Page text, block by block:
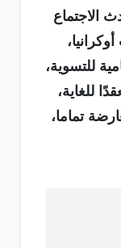
الاجتماع
للتسوية،
للغاية،
تماما،